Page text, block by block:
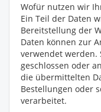
Wofür nutzen wir
Ein Teil der Daten
Bereitstellung der
Daten können zur
verwendet werden.
geschlossen oder
die übermittelten
Bestellungen oder
verarbeitet.